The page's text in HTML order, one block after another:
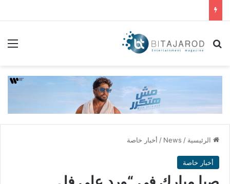
بحث عن
الرئيسية /
News
/ أخبار خاصة
أخبار خاصة